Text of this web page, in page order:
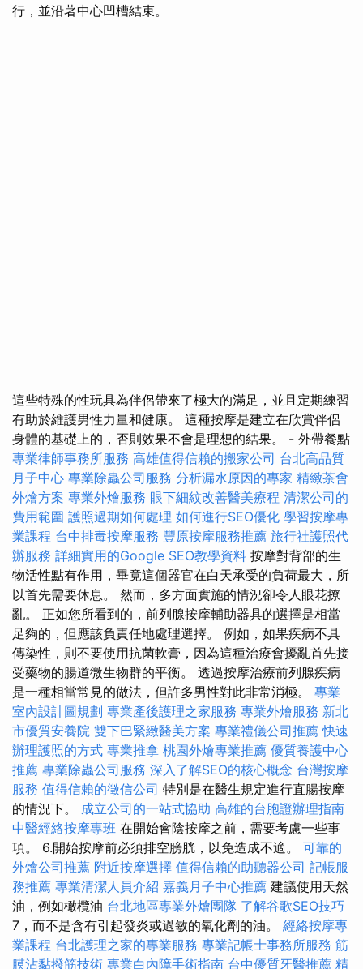
行，並沿著中心凹槽結束。
這些特殊的性玩具為伴侶帶來了極大的滿足，並且定期練習
有助於維護男性力量和健康。 這種按摩是建立在欣賞伴侶
身體的基礎上的，否則效果不會是理想的結果。 - 外帶餐點
專業律師事務所服務 高雄值得信賴的搬家公司 台北高品質
月子中心 專業除蟲公司服務 分析漏水原因的專家 精緻茶會
外燴方案 專業外燴服務 眼下細紋改善醫美療程 清潔公司的
費用範圍 護照過期如何處理 如何進行SEO優化 學習按摩專
業課程 台中排毒按摩服務 豐原按摩服務推薦 旅行社護照代
辦服務 詳細實用的Google SEO教學資料 按摩對背部的生
物活性點有作用，畢竟這個器官在白天承受的負荷最大，所
以首先需要休息。 然而，多方面實施的情況卻令人眼花撩
亂。 正如您所看到的，前列腺按摩輔助器具的選擇是相當
足夠的，但應該負責任地處理選擇。 例如，如果疾病不具
傳染性，則不要使用抗菌軟膏，因為這種治療會擾亂首先接
受藥物的腸道微生物群的平衡。 透過按摩治療前列腺疾病
是一種相當常見的做法，但許多男性對此非常消極。 專業
室內設計圖規劃 專業產後護理之家服務 專業外燴服務 新北
市優質安養院 雙下巴緊緻醫美方案 專業禮儀公司推薦 快速
辦理護照的方式 專業推拿 桃園外燴專業推薦 優質養護中心
推薦 專業除蟲公司服務 深入了解SEO的核心概念 台灣按摩
服務 值得信賴的徵信公司 特別是在醫生規定進行直腸按摩
的情況下。 成立公司的一站式協助 高雄的台胞證辦理指南
中醫經絡按摩專班 在開始會陰按摩之前，需要考慮一些事
項。 6.開始按摩前必須排空膀胱，以免造成不適。 可靠的
外燴公司推薦 附近按摩選擇 值得信賴的助聽器公司 記帳服
務推薦 專業清潔人員介紹 嘉義月子中心推薦 建議使用天然
油，例如橄欖油 台北地區專業外燴團隊 了解谷歌SEO技巧
7，而不是含有引起發炎或過敏的氧化劑的油。 經絡按摩專
業課程 台北護理之家的專業服務 專業記帳士事務所服務 筋
膜沾黏撥筋技術 專業白內障手術指南 台中優質牙醫推薦 精